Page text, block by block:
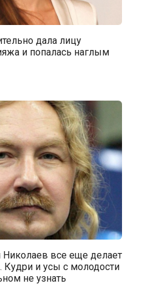
дала лицу
и попалась наглым
все еще делает
Кудри и усы с молодости
не узнать